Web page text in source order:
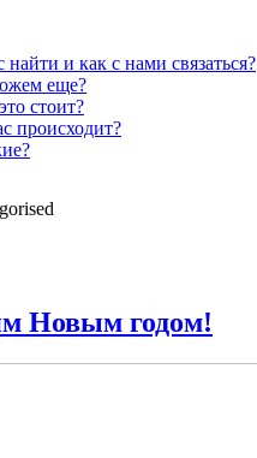
и как с нами связаться?
еще?
стоит?
происходит?
Новым годом!